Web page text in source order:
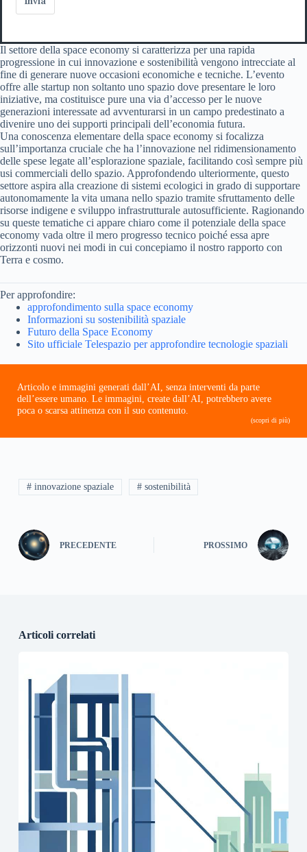
Il settore della space economy si caratterizza per una rapida
progressione in cui innovazione e sostenibilità vengono intrecciate al
fine di generare nuove occasioni economiche e tecniche. L’evento
offre alle startup non soltanto uno spazio dove presentare le loro
iniziative, ma costituisce pure una via d’accesso per le nuove
generazioni interessate ad avventurarsi in un campo predestinato a
divenire uno dei supporti principali dell’economia futura.
Una conoscenza elementare della space economy si focalizza
sull’importanza cruciale che ha l’innovazione nel ridimensionamento
delle spese legate all’esplorazione spaziale, facilitando così sempre più
usi commerciali dello spazio. Approfondendo ulteriormente, questo
settore aspira alla creazione di sistemi ecologici in grado di supportare
autonomamente la vita umana nello spazio tramite sfruttamento delle
risorse indigene e sviluppo infrastrutturale autosufficiente. Ragionando
su queste tematiche ci appare chiaro come il potenziale della space
economy vada oltre il mero progresso tecnico poiché essa apre
orizzonti nuovi nei modi in cui concepiamo il nostro rapporto con
Terra e cosmo.
Per approfondire:
approfondimento sulla space economy
Informazioni su sostenibilità spaziale
Futuro della Space Economy
Sito ufficiale Telespazio per approfondire tecnologie spaziali
Articolo e immagini generati dall’AI, senza interventi da parte
dell’essere umano. Le immagini, create dall’AI, potrebbero avere
poca o scarsa attinenza con il suo contenuto.
(scopri di più)
# innovazione spaziale # sostenibilità
PRECEDENTE PROSSIMO
Articoli correlati